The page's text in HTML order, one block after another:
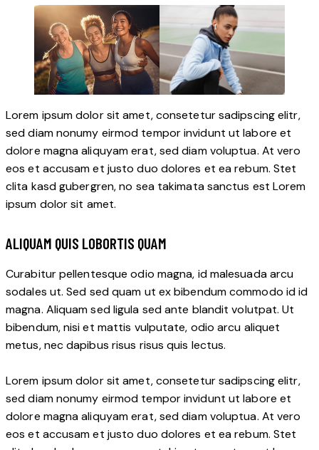
Lorem ipsum dolor sit amet, consetetur sadipscing elitr,
sed diam nonumy eirmod tempor invidunt ut labore et
dolore magna aliquyam erat, sed diam voluptua. At vero
eos et accusam et justo duo dolores et ea rebum. Stet
clita kasd gubergren, no sea takimata sanctus est Lorem
ipsum dolor sit amet.
ALIQUAM QUIS LOBORTIS QUAM
Curabitur pellentesque odio magna, id malesuada arcu
sodales ut. Sed sed quam ut ex bibendum commodo id id
magna. Aliquam sed ligula sed ante blandit volutpat. Ut
bibendum, nisi et mattis vulputate, odio arcu aliquet
metus, nec dapibus risus risus quis lectus.
Lorem ipsum dolor sit amet, consetetur sadipscing elitr,
sed diam nonumy eirmod tempor invidunt ut labore et
dolore magna aliquyam erat, sed diam voluptua. At vero
eos et accusam et justo duo dolores et ea rebum. Stet